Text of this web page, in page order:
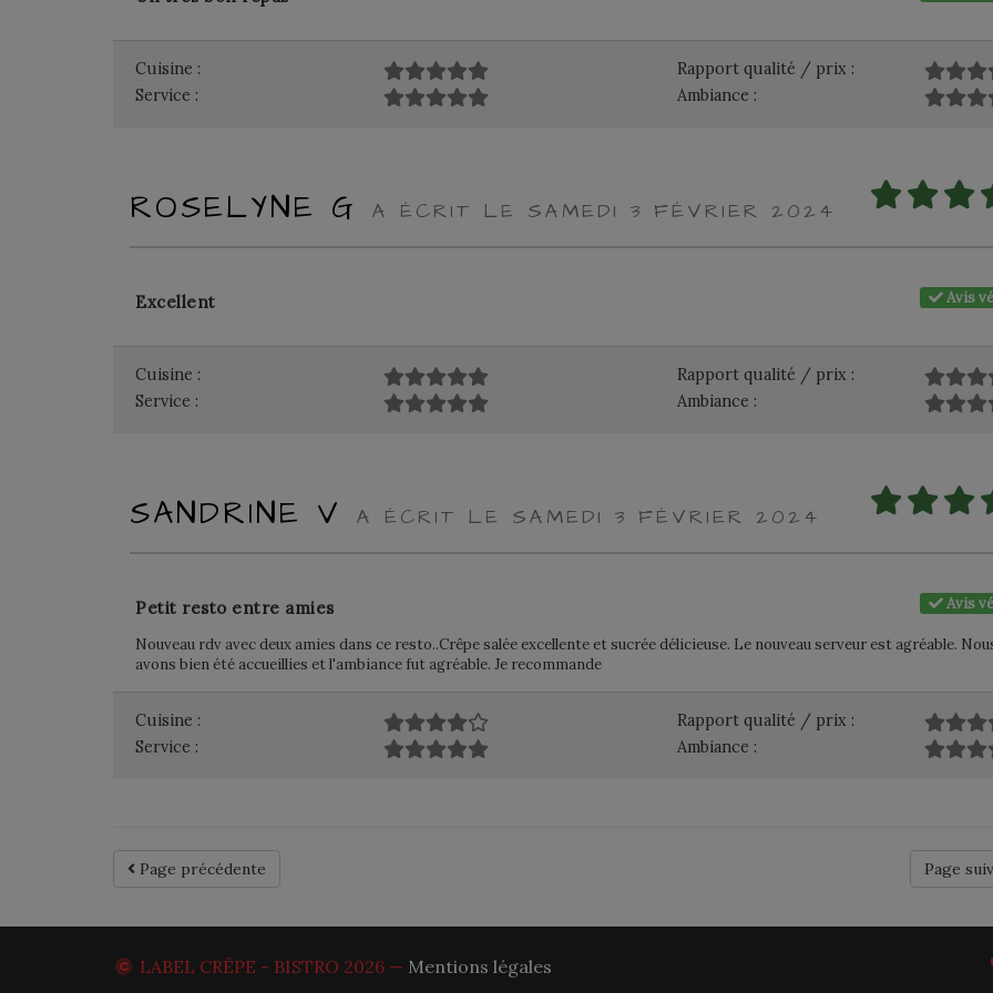
Cuisine :
Rapport qualité / prix :
Service :
Ambiance :
ROSELYNE G A ÉCRIT LE SAMEDI 3 FÉVRIER 2024
Avis
Excellent
Cuisine :
Rapport qualité / prix :
Service :
Ambiance :
SANDRINE V A ÉCRIT LE SAMEDI 3 FÉVRIER 2024
Avis
Petit resto entre amies
Nouveau rdv avec deux amies dans ce resto..Crêpe salée excellente et sucrée délicieuse. Le nouveau serveur est agréable.
avons bien été accueillies et l'ambiance fut agréable. Je recommande
Cuisine :
Rapport qualité / prix :
Service :
Ambiance :
Page
Page précédente
LABEL CRÊPE - BISTRO 2026 — Mentions légales